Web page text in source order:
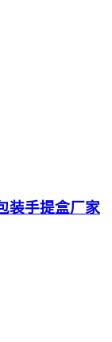
装手提盒厂家